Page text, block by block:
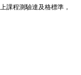
課程測驗達及格標準，